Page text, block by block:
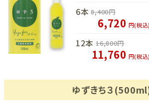
6本 8,400円
6,720 円(税込)
12本 16,800円
11,760 円(税込)
ゆずきち３